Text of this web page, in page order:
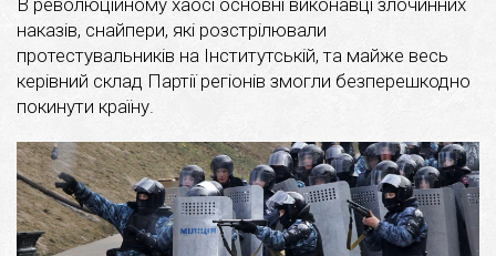
наказів, снайпери, які розстрілювали
протестувальників на Інститутській, та майже весь
керівний склад Партії регіонів змогли безперешкодно
покинути країну.